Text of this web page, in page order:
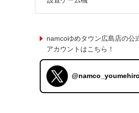
namcoゆめタウン広島店の公
アカウントはこちら！
@namco_youmehiro